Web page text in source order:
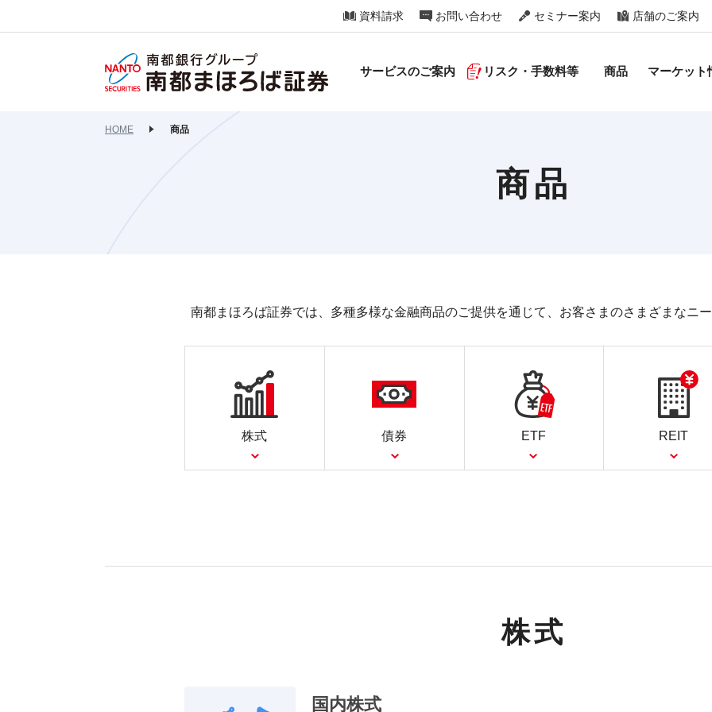
資料請求 お問い合わせ セミナー案内 店舗のご案内
サービスのご案内 リスク・手数料等 商品 マーケット
HOME 商品
商品
南都まほろば証券では、多種多様な金融商品のご提供を通じて、お客さまのさまざまなニ
株式 債券 ETF REIT
株式
国内株式